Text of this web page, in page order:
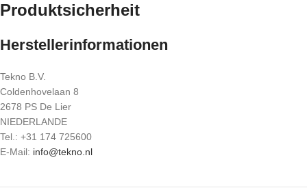
Produktsicherheit
Herstellerinformationen
Tekno B.V.
Coldenhovelaan 8
2678 PS De Lier
NIEDERLANDE
Tel.: +31 174 725600
E-Mail: info@tekno.nl